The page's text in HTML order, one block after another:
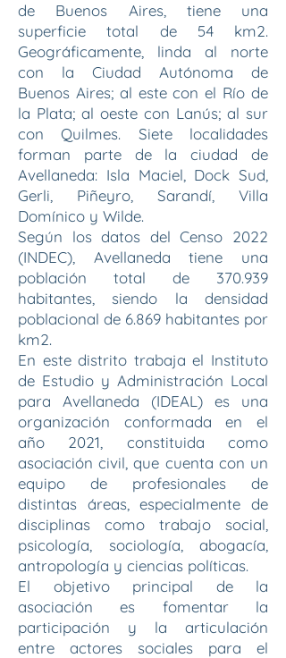
de Buenos Aires, tiene una
superficie total de 54 km2.
Geográficamente, linda al norte
con la Ciudad Autónoma de
Buenos Aires; al este con el Río de
la Plata; al oeste con Lanús; al sur
con Quilmes. Siete localidades
forman parte de la ciudad de
Avellaneda: Isla Maciel, Dock Sud,
Gerli, Piñeyro, Sarandí, Villa
Domínico y Wilde.
Según los datos del Censo 2022
(INDEC), Avellaneda tiene una
población total de 370.939
habitantes, siendo la densidad
poblacional de 6.869 habitantes por
km2.
En este distrito trabaja el Instituto
de Estudio y Administración Local
para Avellaneda (IDEAL) es una
organización conformada en el
año 2021, constituida como
asociación civil, que cuenta con un
equipo de profesionales de
distintas áreas, especialmente de
disciplinas como trabajo social,
psicología, sociología, abogacía,
antropología y ciencias políticas.
El objetivo principal de la
asociación es fomentar la
participación y la articulación
entre actores sociales para el